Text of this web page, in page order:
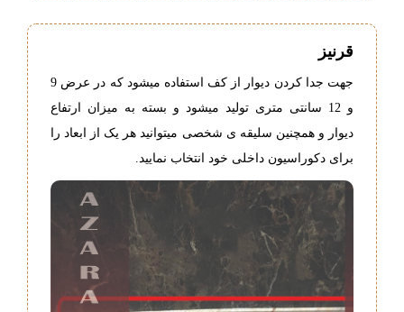
قرنیز
جهت جدا کردن دیوار از کف استفاده میشود که در عرض 9
و 12 سانتی متری تولید میشود و بسته به میزان ارتفاع
دیوار و همچنین سلیقه ی شخصی میتوانید هر یک از ابعاد را
برای دکوراسیون داخلی خود انتخاب نمایید.